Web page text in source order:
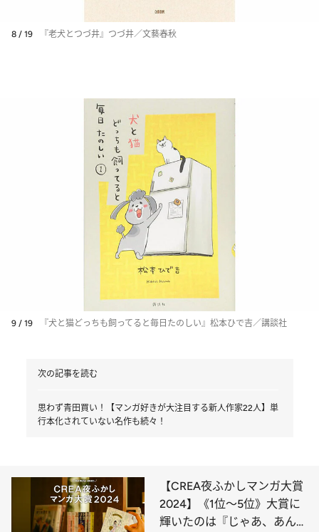
8 / 19 『老犬とつづ井』つづ井／文藝春秋
9 / 19 『犬と猫どっちも飼ってると毎日たのしい』松本ひで吉／講談社
次の記事を読む
思わず青田買い！【マンガ好きが大注目する新人作家22人】単
行本化されていない名作も続々！
【CREA夜ふかしマンガ大賞
2024】《1位～5位》大賞に
輝いたのは『じゃあ、あんた